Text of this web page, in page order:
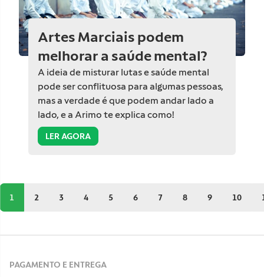
Artes Marciais podem
melhorar a saúde mental?
A ideia de misturar lutas e saúde mental
pode ser conflituosa para algumas pessoas,
mas a verdade é que podem andar lado a
lado, e a Arimo te explica como!
LER AGORA
1 2 3 4 5 6 7 8 9 10
PAGAMENTO E ENTREGA